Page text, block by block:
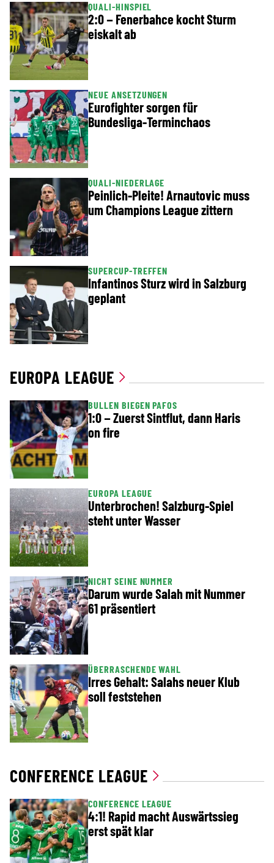
QUALI-HINSPIEL
2:0 – Fenerbahce kocht Sturm
eiskalt ab
NEUE ANSETZUNGEN
Eurofighter sorgen für
Bundesliga-Terminchaos
QUALI-NIEDERLAGE
Peinlich-Pleite! Arnautovic muss
um Champions League zittern
SUPERCUP-TREFFEN
Infantinos Sturz wird in Salzburg
geplant
EUROPA LEAGUE
BULLEN BIEGEN PAFOS
1:0 – Zuerst Sintflut, dann Haris
on fire
EUROPA LEAGUE
Unterbrochen! Salzburg-Spiel
steht unter Wasser
NICHT SEINE NUMMER
Darum wurde Salah mit Nummer
61 präsentiert
ÜBERRASCHENDE WAHL
Irres Gehalt: Salahs neuer Klub
soll feststehen
CONFERENCE LEAGUE
CONFERENCE LEAGUE
4:1! Rapid macht Auswärtssieg
erst spät klar